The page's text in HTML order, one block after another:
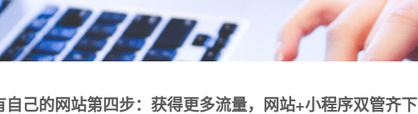
自己的网站第四步：获得更多流量，网站+小程序双管齐下